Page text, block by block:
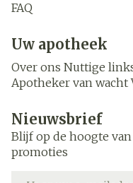
FAQ
Uw apotheek
Over ons Nuttige
Apotheker van wacht
Nieuwsbrief
Blijf op de hoogte
promoties